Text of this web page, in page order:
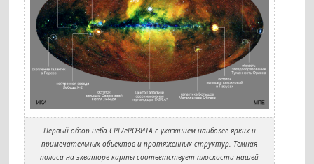
Первый обзор неба СРГ/еРОЗИТА с указанием наиболее ярких и
примечательных объектов и протяженных структур. Темная
полоса на экваторе карты соответствует плоскости нашей